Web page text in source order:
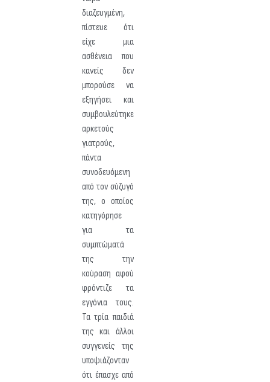
διαζευγμένη,
πίστευε ότι
είχε μια
ασθένεια που
κανείς δεν
μπορούσε να
εξηγήσει και
συμβουλεύτηκε
αρκετούς
γιατρούς,
πάντα
συνοδευόμενη
από τον σύζυγό
της, ο οποίος
κατηγόρησε
για τα
συμπτώματά
της την
κούραση αφού
φρόντιζε τα
εγγόνια τους.
Τα τρία παιδιά
της και άλλοι
συγγενείς της
υποψιάζονταν
ότι έπασχε από